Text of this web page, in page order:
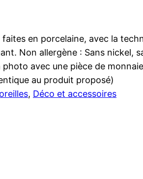
faites en porcelaine, avec la
Non allergène : Sans nickel,
avec une pièce de
au produit proposé)
, Déco et accessoires